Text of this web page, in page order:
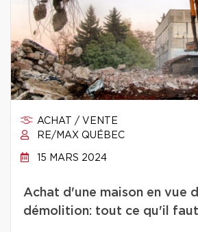
ACHAT / VENTE
RE/MAX QUÉBEC
15 MARS 2024
Achat d'une maison en vue
démolition: tout ce qu'il